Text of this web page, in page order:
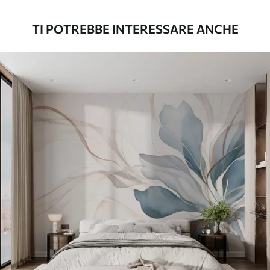
Vinile Premium
65.0039.00€/m²
Peel and Stick
.6749.00 /m²
TI POTREBBE INTERESSARE ANCHE